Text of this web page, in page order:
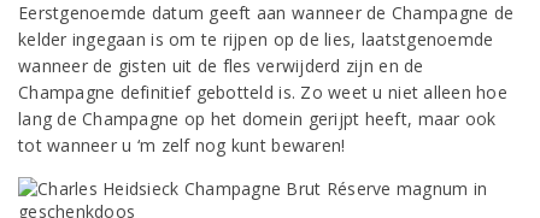
Eerstgenoemde datum geeft aan wanneer de Champagne de
kelder ingegaan is om te rijpen op de lies, laatstgenoemde
wanneer de gisten uit de fles verwijderd zijn en de
Champagne definitief gebotteld is. Zo weet u niet alleen hoe
lang de Champagne op het domein gerijpt heeft, maar ook
tot wanneer u ‘m zelf nog kunt bewaren!